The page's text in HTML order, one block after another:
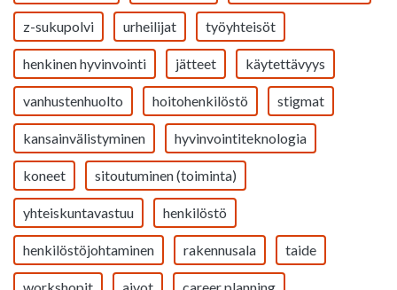
z-sukupolvi urheilijat työyhteisöt
henkinen hyvinvointi jätteet käytettävyys
vanhustenhuolto hoitohenkilöstö stigmat
kansainvälistyminen hyvinvointiteknologia
koneet sitoutuminen (toiminta)
yhteiskuntavastuu henkilöstö
henkilöstöjohtaminen rakennusala taide